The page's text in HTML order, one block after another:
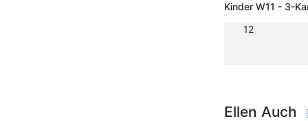
Kinder W11 - 3-
12
Ellen Auch